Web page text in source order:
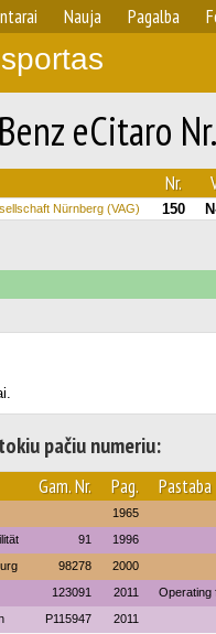
Nauja Pagalba
eCitaro
Nr.
Nürnberg (VAG) 150
pačiu numeriu:
Gam. Nr. Pag. Pastaba
1965
91 1996
98278 2000
123091 2011
P115947 2011